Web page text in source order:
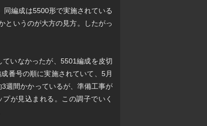
編成は5500形で実施されている
というのが大方の見方。したがっ
いなかったが、5501編成を皮切
番号の順に実施されていて、5月
週間かかっているが、準備工事が
が見込まれる。この調子でいく